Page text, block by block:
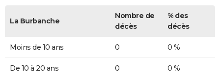
La Burbanche
Nombre de
décès
% des
décès
Moins de 10 ans 0 0 %
De 10 à 20 ans 0 0 %